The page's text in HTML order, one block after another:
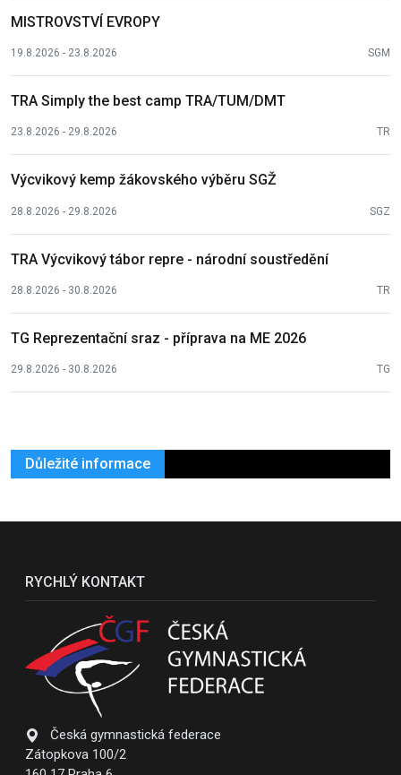
MISTROVSTVÍ EVROPY
19.8.2026 - 23.8.2026 SGM
TRA Simply the best camp TRA/TUM/DMT
23.8.2026 - 29.8.2026 TR
Výcvikový kemp žákovského výběru SGŽ
28.8.2026 - 29.8.2026 SGZ
TRA Výcvikový tábor repre - národní soustředění
28.8.2026 - 30.8.2026 TR
TG Reprezentační sraz - příprava na ME 2026
29.8.2026 - 30.8.2026 TG
Důležité informace
RYCHLÝ KONTAKT
Česká gymnastická federace
Zátopkova 100/2